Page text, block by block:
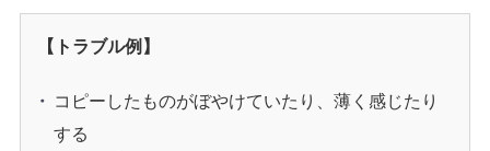
【トラブル例】
コピーしたものがぼやけていたり、薄く感じたり
する